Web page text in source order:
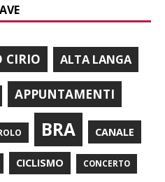
CIRIO ALTA LANGA
APPUNTAMENTI
BRA CANALE
CICLISMO CONCERTO